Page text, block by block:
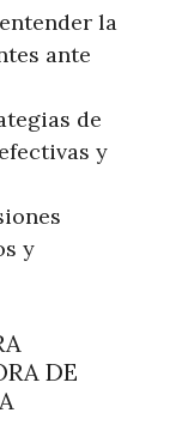
la
ante
de
y
y
DE